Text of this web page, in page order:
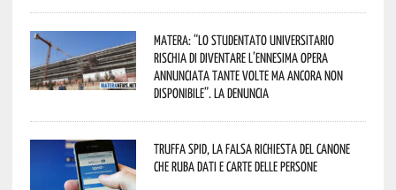
Matera: “Lo studentato universitario
rischia di diventare l’ennesima opera
annunciata tante volte ma ancora non
disponibile”. La denuncia
Truffa Spid, la falsa richiesta del canone
che ruba dati e carte delle persone